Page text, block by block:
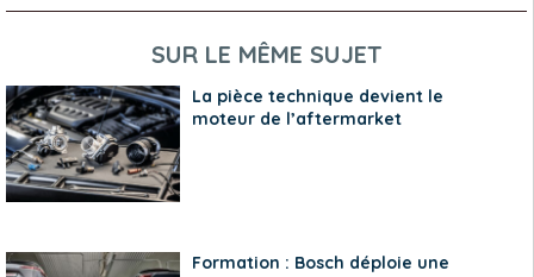
SUR LE MÊME SUJET
La pièce technique devient le
moteur de l’aftermarket
Formation : Bosch déploie une